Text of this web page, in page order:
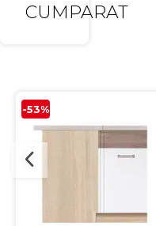
CUMPARAT
-53%